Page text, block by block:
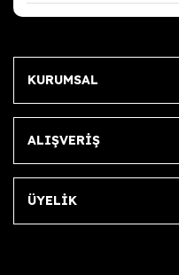
KURUMSAL
ALIŞVERİŞ
ÜYELİK